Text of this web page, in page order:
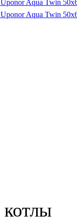
Aqua Twin
Aqua Twin